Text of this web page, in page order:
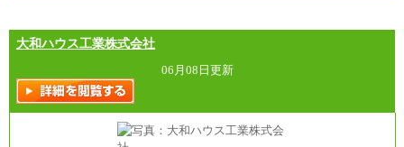
大和ハウス工業株式会社
06月08日更新